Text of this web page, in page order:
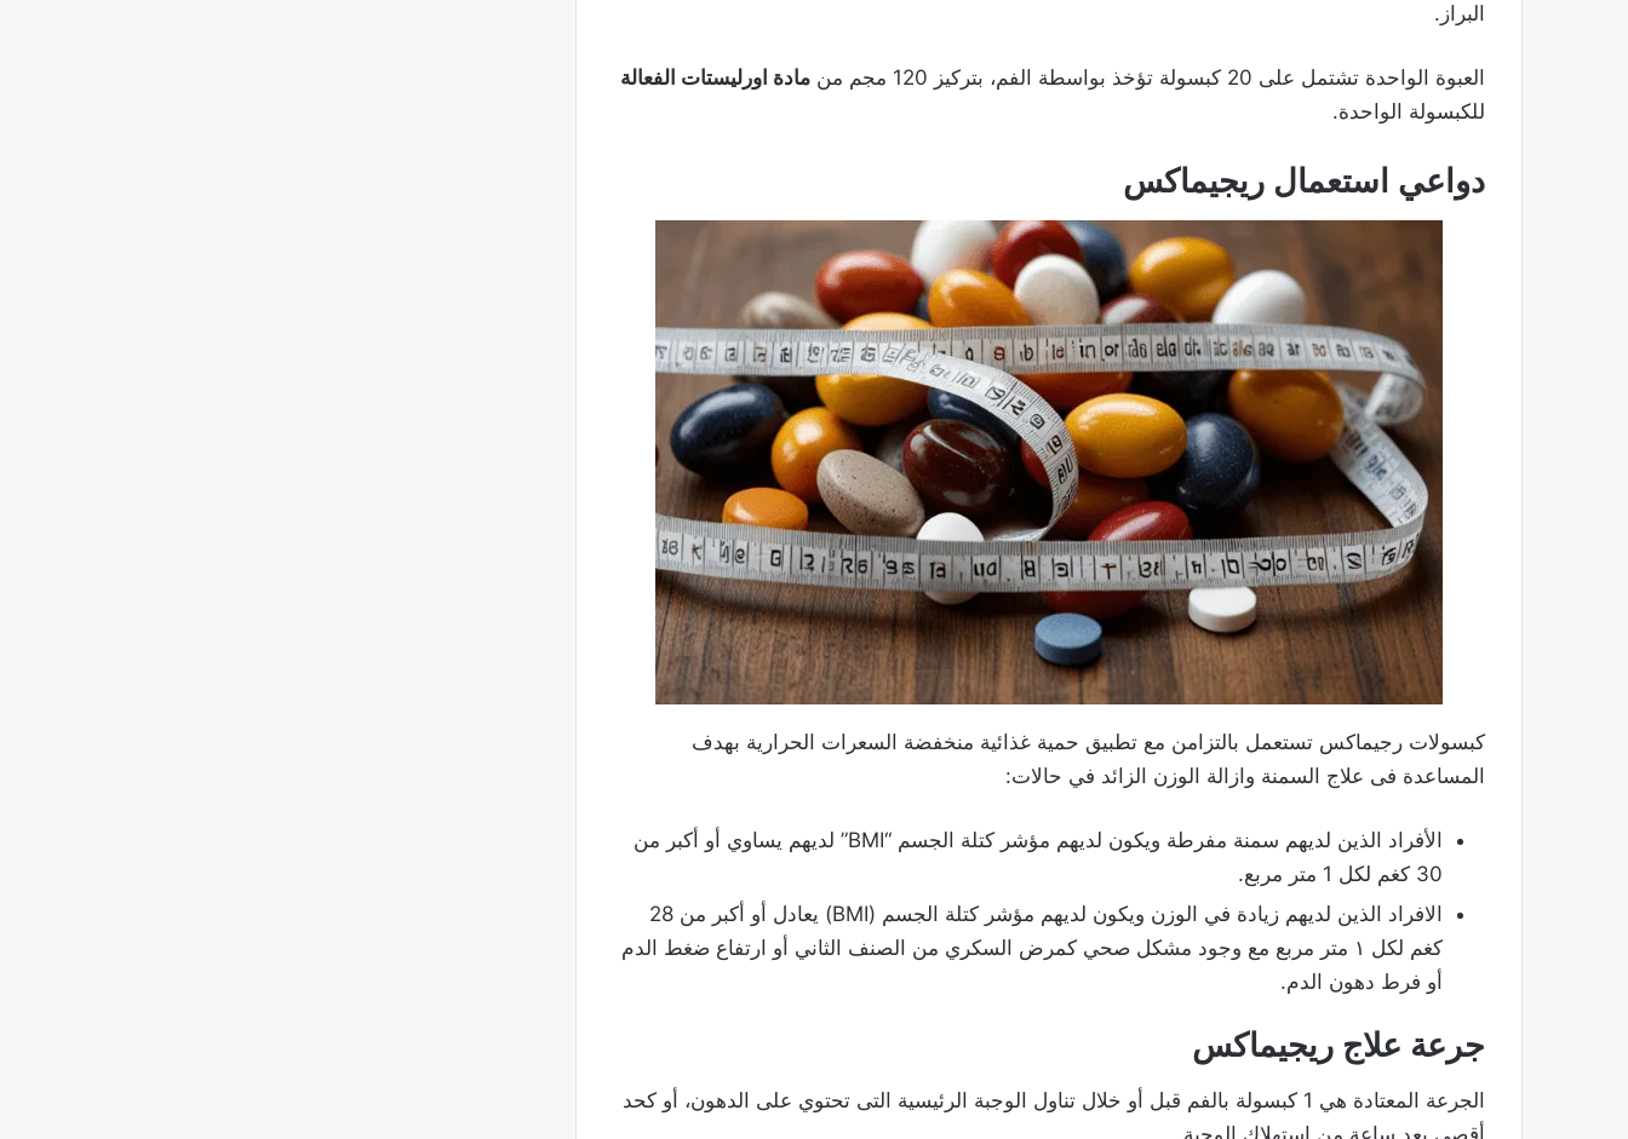
البراز.
العبوة الواحدة تشتمل على 20 كبسولة تؤخذ بواسطة الفم، بتركيز 120 مجم من
مادة اورليستات الفعالة
للكبسولة الواحدة.
دواعي استعمال ريجيماكس
كبسولات رجيماكس تستعمل بالتزامن مع تطبيق حمية غذائية منخفضة السعرات الحرارية بهدف
المساعدة فى علاج السمنة وازالة الوزن الزائد في حالات:
الأفراد الذين لديهم سمنة مفرطة ويكون لديهم مؤشر كتلة الجسم “BMI” لديهم يساوي أو أكبر من
30 كغم لكل 1 متر مربع.
الافراد الذين لديهم زيادة في الوزن ويكون لديهم مؤشر كتلة الجسم (BMI) يعادل أو أكبر من 28
كغم لكل ١ متر مربع مع وجود مشكل صحي كمرض السكري من الصنف الثاني أو ارتفاع ضغط الدم
أو فرط دهون الدم.
جرعة علاج ريجيماكس
الجرعة المعتادة هي 1 كبسولة بالفم قبل أو خلال تناول الوجبة الرئيسية التى تحتوي على الدهون، أو كحد